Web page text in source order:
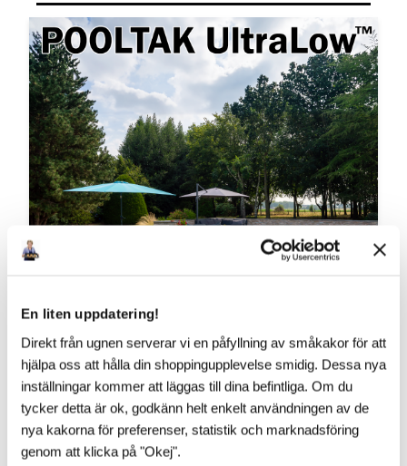
En liten uppdatering!
Direkt från ugnen serverar vi en påfyllning av småkakor för att
hjälpa oss att hålla din shoppingupplevelse smidig. Dessa nya
inställningar kommer att läggas till dina befintliga. Om du
tycker detta är ok, godkänn helt enkelt användningen av de
nya kakorna för preferenser, statistik och marknadsföring
genom att klicka på "Okej".
VAD SÄGS OM ÄNNU LÄGRE?!
​Vår franska pooltaktillverkare vilar inte i hängmattan!
Till 2027 kommer Pooltak UltraLow™ - Exklusivare -
Snyggare och Ännu lägre! Helt utan mellanh...